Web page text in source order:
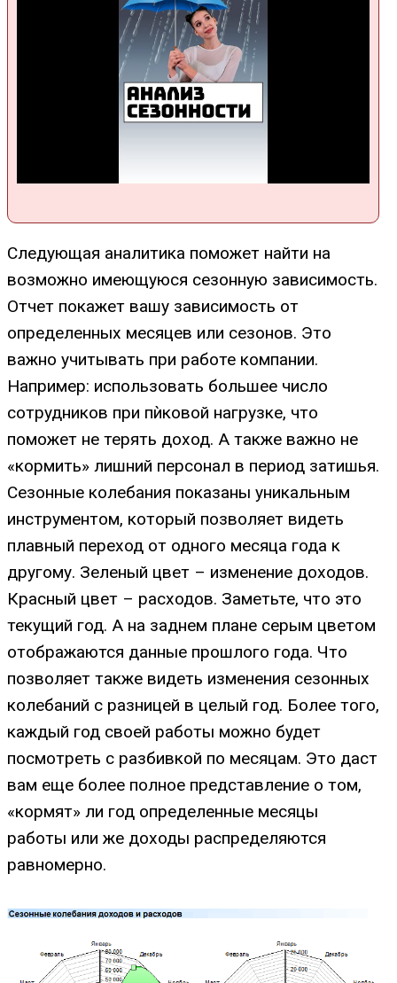
Следующая аналитика поможет найти на
возможно имеющуюся сезонную зависимость.
Отчет покажет вашу зависимость от
определенных месяцев или сезонов. Это
важно учитывать при работе компании.
Например: использовать большее число
сотрудников при пѝковой нагрузке, что
поможет не терять доход. А также важно не
«кормить» лишний персонал в период затишья.
Сезонные колебания показаны уникальным
инструментом, который позволяет видеть
плавный переход от одного месяца года к
другому. Зеленый цвет – изменение доходов.
Красный цвет – расходов. Заметьте, что это
текущий год. А на заднем плане серым цветом
отображаются данные прошлого года. Что
позволяет также видеть изменения сезонных
колебаний с разницей в целый год. Более того,
каждый год своей работы можно будет
посмотреть с разбивкой по месяцам. Это даст
вам еще более полное представление о том,
«кормят» ли год определенные месяцы
работы или же доходы распределяются
равномерно.